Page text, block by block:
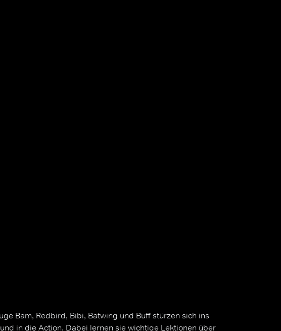
Bam, Redbird, Bibi, Batwing und Buff stürzen sich ins
in die Action. Dabei lernen sie wichtige Lektionen über